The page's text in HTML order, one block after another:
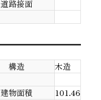
道路接面
構造
木造
建物面積
101.46